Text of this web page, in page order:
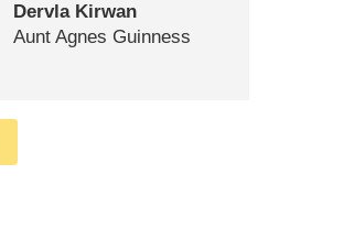
Dervla Kirwan
Aunt Agnes Guinness